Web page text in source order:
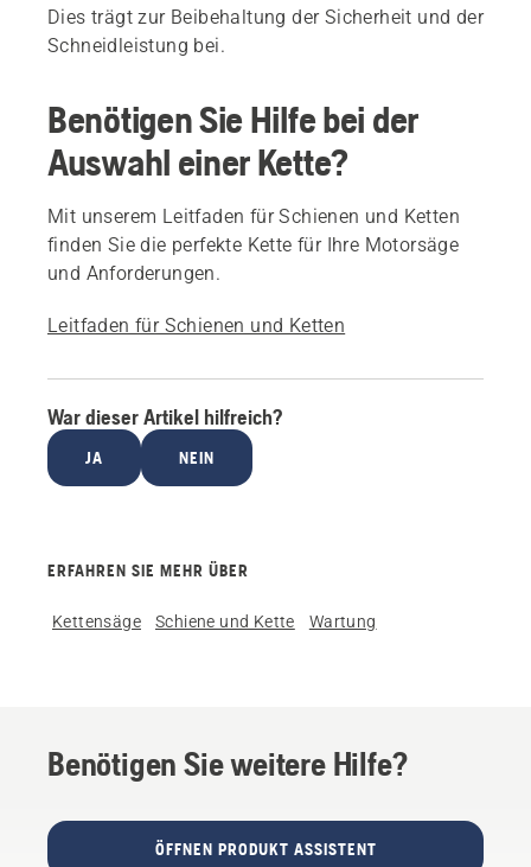
Dies trägt zur Beibehaltung der Sicherheit und der
Schneidleistung bei.
Benötigen Sie Hilfe bei der
Auswahl einer Kette?
Mit unserem Leitfaden für Schienen und Ketten
finden Sie die perfekte Kette für Ihre Motorsäge
und Anforderungen.
Leitfaden für Schienen und Ketten
War dieser Artikel hilfreich?
JA NEIN
ERFAHREN SIE MEHR ÜBER
Kettensäge Schiene und Kette Wartung
Benötigen Sie weitere Hilfe?
ÖFFNEN PRODUKT ASSISTENT